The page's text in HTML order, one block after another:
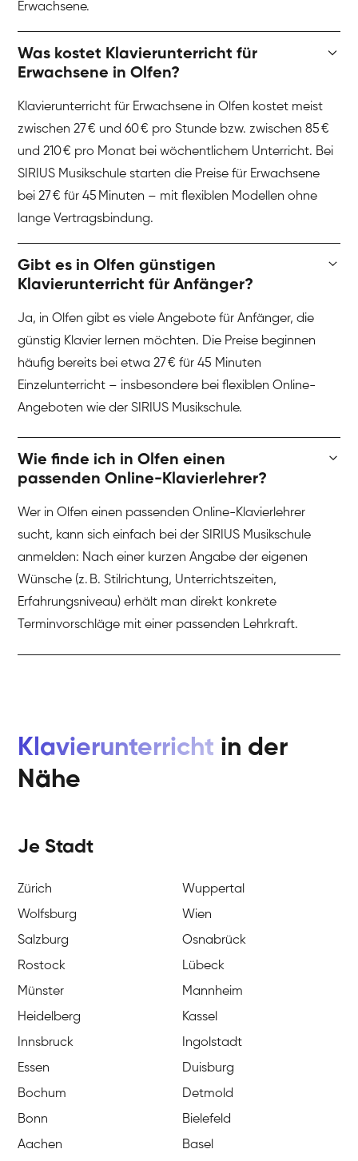
Erwachsene.
Was kostet Klavierunterricht für
Erwachsene in Olfen?
Klavierunterricht für Erwachsene in Olfen kostet meist
zwischen 27 € und 60 € pro Stunde bzw. zwischen 85 €
und 210 € pro Monat bei wöchentlichem Unterricht. Bei
SIRIUS Musikschule starten die Preise für Erwachsene
bei 27 € für 45 Minuten – mit flexiblen Modellen ohne
lange Vertragsbindung.
Gibt es in Olfen günstigen
Klavierunterricht für Anfänger?
Ja, in Olfen gibt es viele Angebote für Anfänger, die
günstig Klavier lernen möchten. Die Preise beginnen
häufig bereits bei etwa 27 € für 45 Minuten
Einzelunterricht – insbesondere bei flexiblen Online-
Angeboten wie der SIRIUS Musikschule.
Wie finde ich in Olfen einen
passenden Online-Klavierlehrer?
Wer in Olfen einen passenden Online-Klavierlehrer
sucht, kann sich einfach bei der SIRIUS Musikschule
anmelden: Nach einer kurzen Angabe der eigenen
Wünsche (z. B. Stilrichtung, Unterrichtszeiten,
Erfahrungsniveau) erhält man direkt konkrete
Terminvorschläge mit einer passenden Lehrkraft.
Klavierunterricht in der
Nähe
Je Stadt
Zürich
Wuppertal
Wolfsburg
Wien
Salzburg
Osnabrück
Rostock
Lübeck
Münster
Mannheim
Heidelberg
Kassel
Innsbruck
Ingolstadt
Essen
Duisburg
Bochum
Detmold
Bonn
Bielefeld
Aachen
Basel